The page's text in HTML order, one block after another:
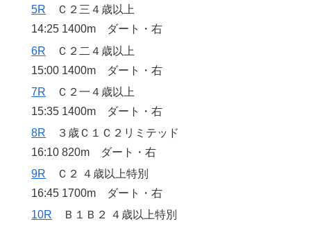
5R Ｃ２三４歳以上
14:25 1400m ダート・右
6R Ｃ２二４歳以上
15:00 1400m ダート・右
7R Ｃ２一４歳以上
15:35 1400m ダート・右
8R ３歳Ｃ１Ｃ２リミテッド
16:10 820m ダート・右
9R Ｃ２ ４歳以上特別
16:45 1700m ダート・右
10R Ｂ１Ｂ２ ４歳以上特別